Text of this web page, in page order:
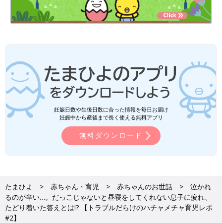
妊娠日数や生後日数に合った情報を毎日お届け
妊娠中から産後まで長く使える無料アプリ
無料ダウンロード
たまひよ 赤ちゃん・育児 赤ちゃんのお世話
泣かれ
るのが辛い…。だっこじゃないと昼寝をしてくれない息子に疲れ、
たどり着いた答えとは!? 【トラブルだらけのハチャメチャ育児レポ
#2】